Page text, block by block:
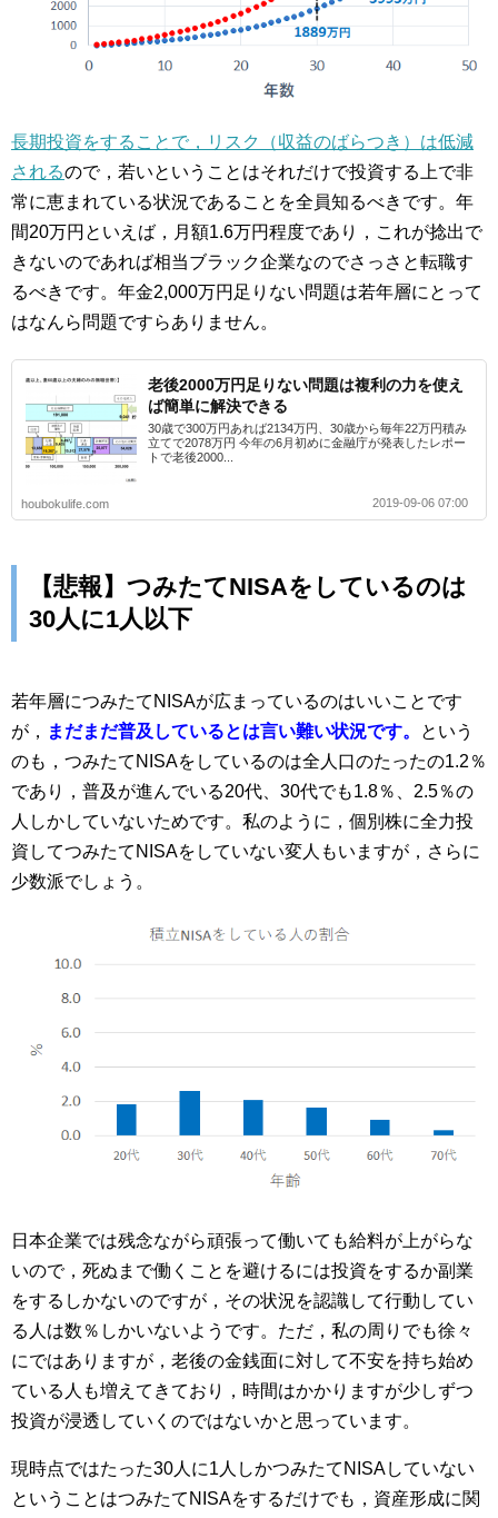
長期投資をすることで，リスク（収益のばらつき）は低減
されるので，若いということはそれだけで投資する上で非
常に恵まれている状況であることを全員知るべきです。年
間20万円といえば，月額1.6万円程度であり，これが捻出で
きないのであれば相当ブラック企業なのでさっさと転職す
るべきです。年金2,000万円足りない問題は若年層にとって
はなんら問題ですらありません。
老後2000万円足りない問題は複利の力を使え
ば簡単に解決できる
30歳で300万円あれば2134万円、30歳から毎年22万円積み
立てで2078万円 今年の6月初めに金融庁が発表したレポー
トで老後2000...
houbokulife.com 2019-09-06 07:00
【悲報】つみたてNISAをしているのは
30人に1人以下
若年層につみたてNISAが広まっているのはいいことです
が， まだまだ普及しているとは言い難い状況です。
という
のも，つみたてNISAをしているのは全人口のたったの1.2％
であり，普及が進んでいる20代、30代でも1.8％、2.5％の
人しかしていないためです。私のように，個別株に全力投
資してつみたてNISAをしていない変人もいますが，さらに
少数派でしょう。
日本企業では残念ながら頑張って働いても給料が上がらな
いので，死ぬまで働くことを避けるには投資をするか副業
をするしかないのですが，その状況を認識して行動してい
る人は数％しかいないようです。ただ，私の周りでも徐々
にではありますが，老後の金銭面に対して不安を持ち始め
ている人も増えてきており，時間はかかりますが少しずつ
投資が浸透していくのではないかと思っています。
現時点ではたった30人に1人しかつみたてNISAしていない
ということはつみたてNISAをするだけでも，資産形成に関